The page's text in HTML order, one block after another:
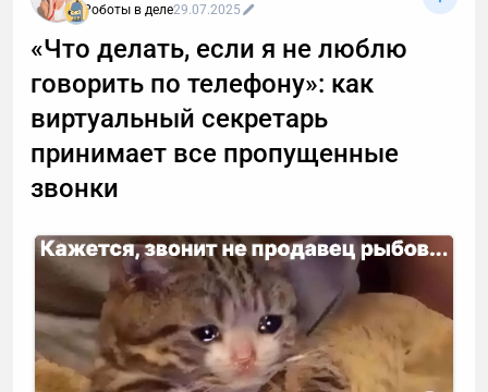
Роботы в деле29.07.2025
«Что делать, если я не люблю
говорить по телефону»: как
виртуальный секретарь
принимает все пропущенные
звонки